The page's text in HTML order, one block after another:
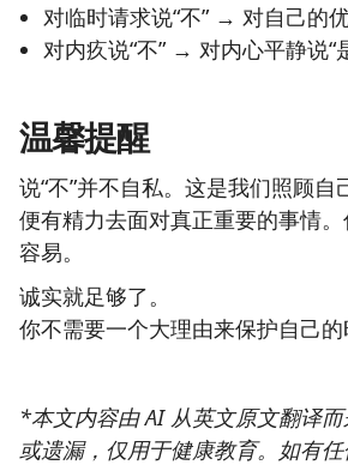
对临时请求说“不” → 对自己的
对内疚说“不” → 对内心平静说“
温馨提醒
说“不”并不自私。这是我们照顾自
便有精力去面对真正重要的事情
容易。
诚实就足够了。
你不需要一个大理由来保护自己的
*本文内容由 AI 从英文原文翻译
或遗漏，仅用于健康教育。如有